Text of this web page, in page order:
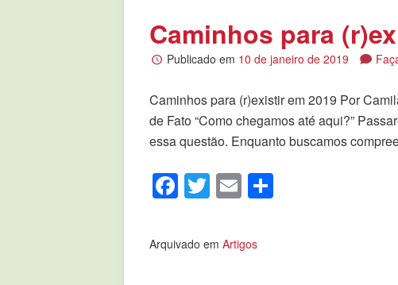
Caminhos para
Publicado em 10 de janeiro de 2019
Caminhos para (r)existir em 2019 Por
de Fato “Como chegamos até aqui?”
essa questão. Enquanto buscamos
Facebook
Twitter
Email
Arquivado em Artigos